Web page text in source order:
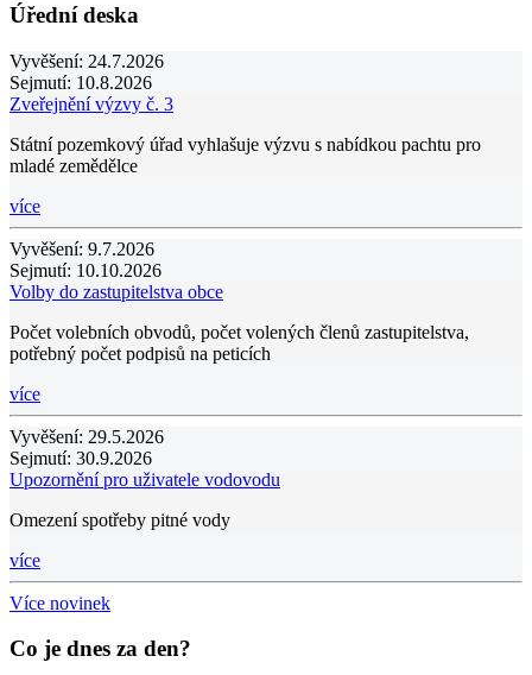
Úřední deska
Vyvěšení: 24.7.2026
Sejmutí: 10.8.2026
Zveřejnění výzvy č. 3
Státní pozemkový úřad vyhlašuje výzvu s nabídkou pachtu pro
mladé zemědělce
více
Vyvěšení: 9.7.2026
Sejmutí: 10.10.2026
Volby do zastupitelstva obce
Počet volebních obvodů, počet volených členů zastupitelstva,
potřebný počet podpisů na peticích
více
Vyvěšení: 29.5.2026
Sejmutí: 30.9.2026
Upozornění pro uživatele vodovodu
Omezení spotřeby pitné vody
více
Více novinek
Co je dnes za den?